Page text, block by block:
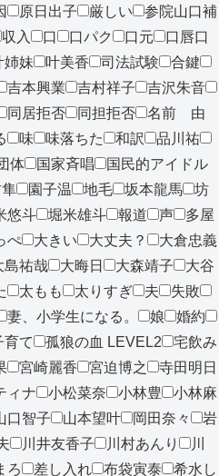
原日出子 厳しい
参院山口補
収入 口 口パク 口元
口唇口
姉妹 叶美香 司法試験
合鍵
吉本興業 吉村祥子
吉沢朱音
同居拒否 同担拒否
名前 由
味 味落ちた 和訳
品川祐
体 国家斉唱
国民的アイドル
園子温 地毛 坂本龍馬
坊
悠斗 堀米雄斗 報道 声
多屋
ぺ 大きい 大丈夫？
大倉忠義
島祐哉 大晦日 大森靖子
大谷
太もも 太りすぎ 夫
失敗
妻、小学生になる。 娘
婚約
育て 孤狼の血 LEVEL2
宅飲み
宮崎麗香 宮迫博之
寺田明日
ィナ 小松菜奈 小林豊
小林麻
口智子 山本望叶 岡田奈々
岩
川井友香子 川村あんり
川
ろ 差し入れ 布袋寅泰 希水し